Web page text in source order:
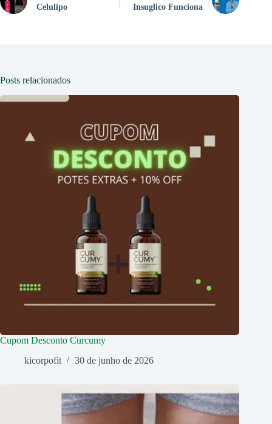
Celulipo Insuglico Funciona
Posts relacionados
Cupom Desconto Curcumy
kicorpofit
30 de junho de 2026